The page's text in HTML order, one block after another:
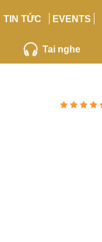
TIN TỨC EVENTS
Tai nghe